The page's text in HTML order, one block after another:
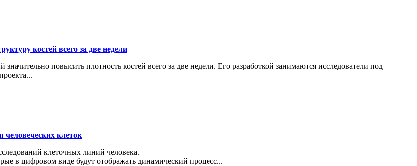
костей всего за две недели
повысить плотность костей всего за две недели. Его разработкой занимаются исследователи под
человеческих клеток
клеточных линий человека.
в цифровом виде будут отображать динамический процесс...